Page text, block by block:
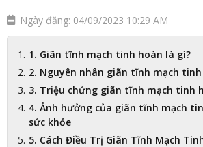
Ngày đăng: 04/09/2023 10:29 AM
1. Giãn tĩnh mạch tinh hoàn là gì?
2. Nguyên nhân giãn tĩnh mạch
3. Triệu chứng giãn tĩnh mạch tinh
4. Ảnh hưởng của giãn tĩnh mạch
sức khỏe
5. Cách Điều Trị Giãn Tĩnh Mạch